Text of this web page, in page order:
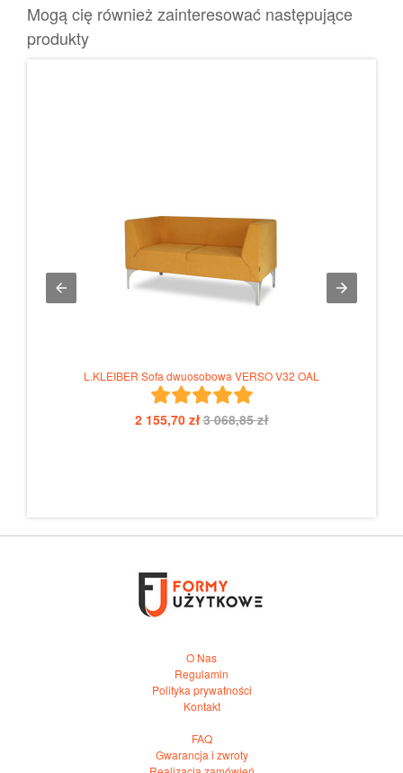
Mogą cię również zainteresować następujące
produkty
L.KLEIBER Sofa dwuosobowa VERSO V32 OAL
2 155,70 zł3 068,85 zł
O Nas
Regulamin
Polityka prywatności
Kontakt
FAQ
Gwarancja i zwroty